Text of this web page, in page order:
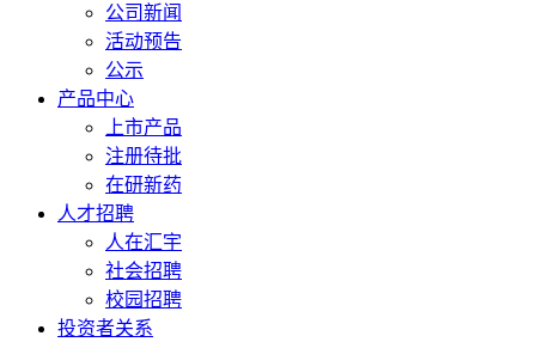
公司新闻
活动预告
公示
产品中心
上市产品
注册待批
在研新药
人才招聘
人在汇宇
社会招聘
校园招聘
投资者关系